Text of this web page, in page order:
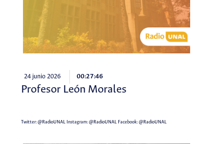
24 junio 2026 00:27:46
Profesor León Morales
Twitter:@RadioUNALInstagram:@RadioUNALFacebook:@RadioUNAL